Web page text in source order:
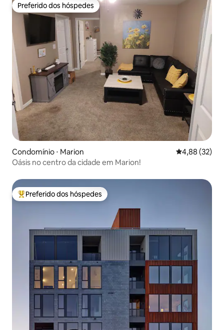
Preferido dos hóspedes
Preferido dos hóspedes
Condomínio ⋅ Marion 4,88 de uma
4,88 (32)
Oásis no centro da cidade em Marion!
Entre os melhores preferidos dos hóspedes
Preferido dos hóspedes